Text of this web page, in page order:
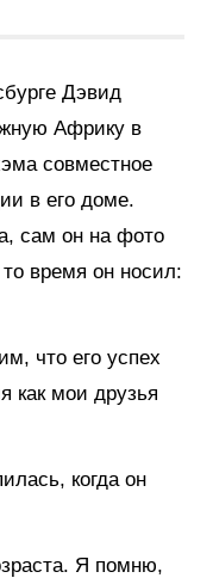
Дэвид
Африку в
совместное
в его доме.
сам он на фото
время он носил:
что его успех
как мои друзья
когда он
Я помню,